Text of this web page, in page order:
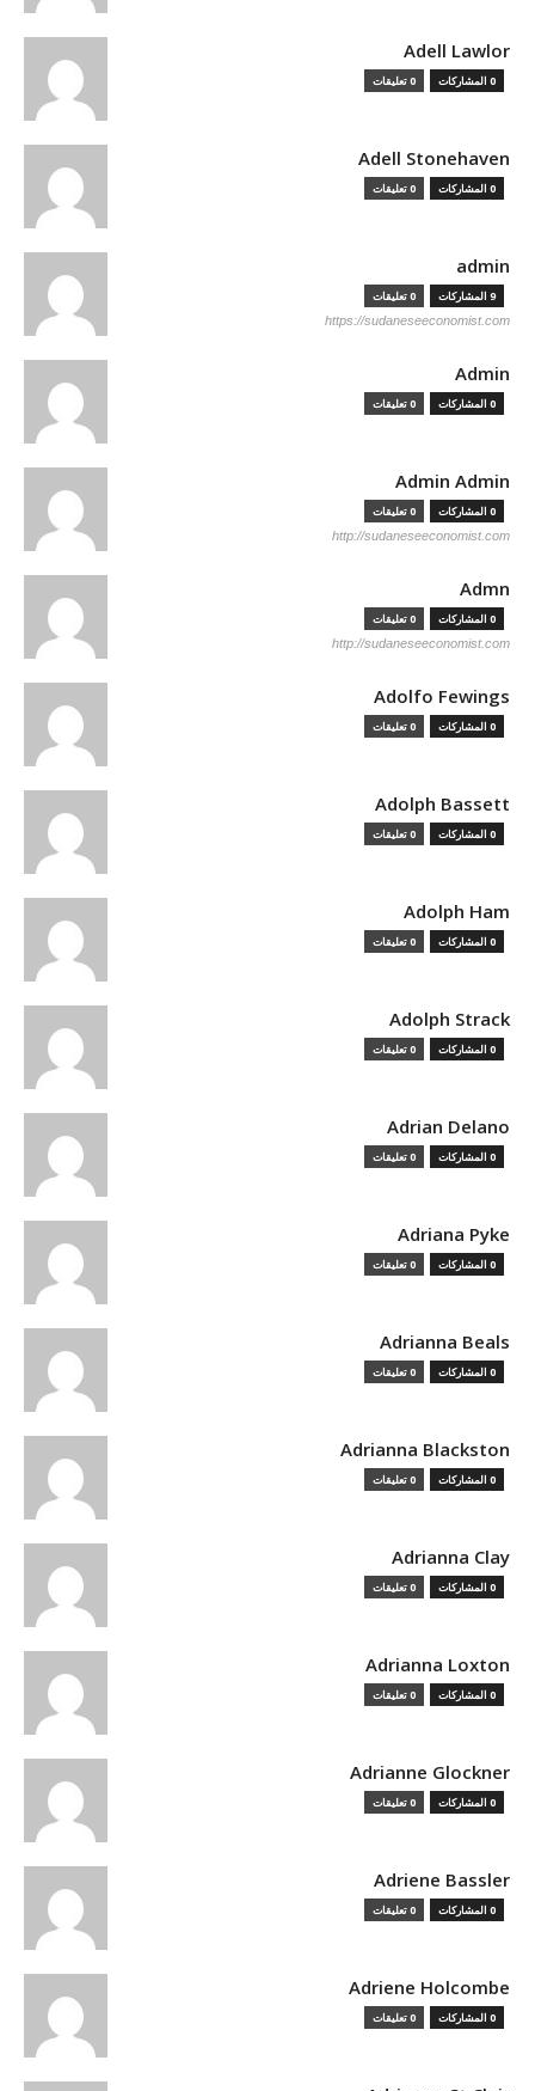
Adell Lawlor
0 المشاركات 0 تعليقات
Adell Stonehaven
0 المشاركات 0 تعليقات
admin
9 المشاركات 0 تعليقات
https://sudaneseeconomist.com
Admin
0 المشاركات 0 تعليقات
Admin Admin
0 المشاركات 0 تعليقات
http://sudaneseeconomist.com
Admn
0 المشاركات 0 تعليقات
http://sudaneseeconomist.com
Adolfo Fewings
0 المشاركات 0 تعليقات
Adolph Bassett
0 المشاركات 0 تعليقات
Adolph Ham
0 المشاركات 0 تعليقات
Adolph Strack
0 المشاركات 0 تعليقات
Adrian Delano
0 المشاركات 0 تعليقات
Adriana Pyke
0 المشاركات 0 تعليقات
Adrianna Beals
0 المشاركات 0 تعليقات
Adrianna Blackston
0 المشاركات 0 تعليقات
Adrianna Clay
0 المشاركات 0 تعليقات
Adrianna Loxton
0 المشاركات 0 تعليقات
Adrianne Glockner
0 المشاركات 0 تعليقات
Adriene Bassler
0 المشاركات 0 تعليقات
Adriene Holcombe
0 المشاركات 0 تعليقات